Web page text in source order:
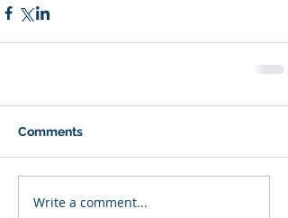
Comments
Write a comment...